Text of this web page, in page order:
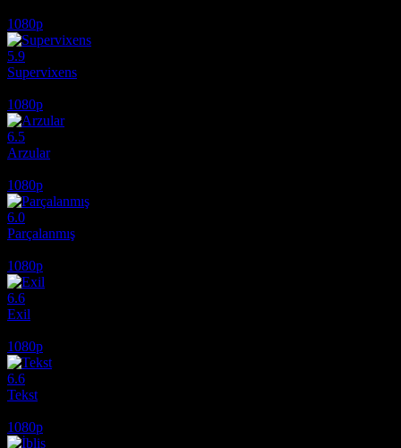
1080p
5.9
Supervixens
1080p
6.5
Arzular
1080p
6.0
Parçalanmış
1080p
6.6
Exil
1080p
6.6
Tekst
1080p